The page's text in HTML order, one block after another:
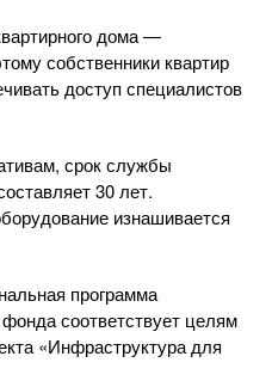
дома —
собственники квартир
доступ специалистов
срок службы
30 лет.
изнашивается
программа
соответствует целям
«Инфраструктура для